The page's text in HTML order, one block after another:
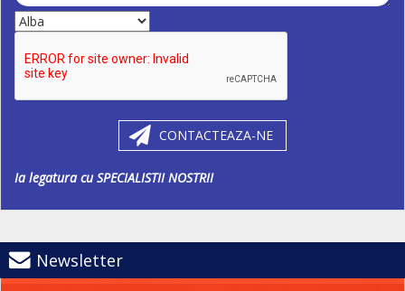
CONTACTEAZA-NE
Ia legatura cu SPECIALISTII NOSTRII
Newsletter